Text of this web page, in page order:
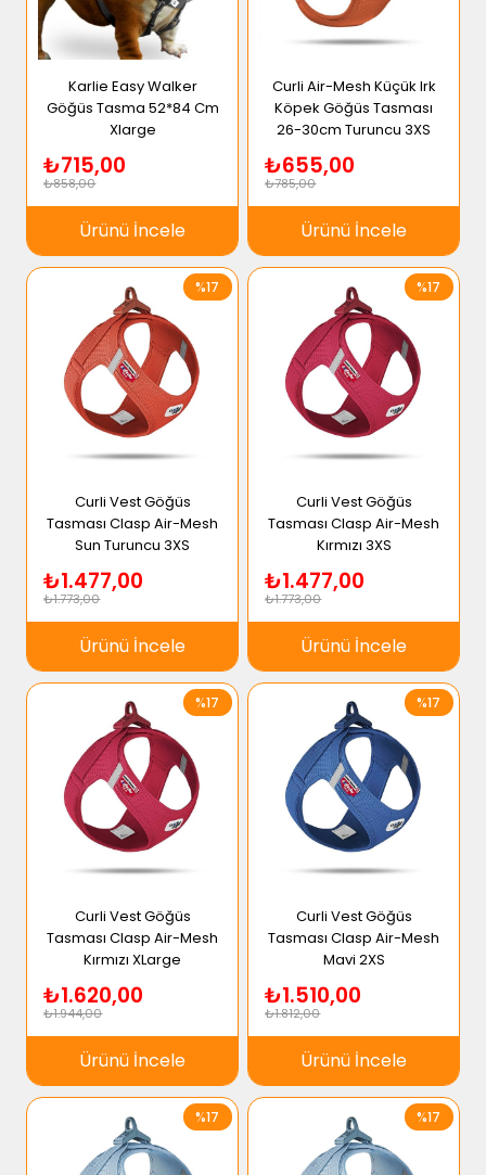
Karlie Easy Walker
Göğüs Tasma 52*84 Cm
Xlarge
₺715,00
₺858,00
Ürünü İncele
Curli Air-Mesh Küçük Irk
Köpek Göğüs Tasması
26-30cm Turuncu 3XS
₺655,00
₺785,00
Ürünü İncele
Curli Vest Göğüs
Tasması Clasp Air-Mesh
Sun Turuncu 3XS
₺1.477,00
₺1.773,00
Ürünü İncele
%17
Curli Vest Göğüs
Tasması Clasp Air-Mesh
Kırmızı 3XS
₺1.477,00
₺1.773,00
Ürünü İncele
%17
Curli Vest Göğüs
Tasması Clasp Air-Mesh
Kırmızı XLarge
₺1.620,00
₺1.944,00
Ürünü İncele
%17
Curli Vest Göğüs
Tasması Clasp Air-Mesh
Mavi 2XS
₺1.510,00
₺1.812,00
Ürünü İncele
%17
%17 %17